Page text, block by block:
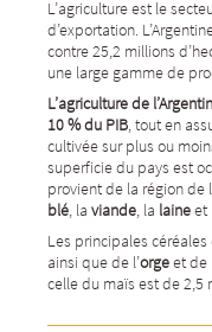
L’agriculture est le
d’exportation.
contre 25,2 millions
une large gamme de
L’agriculture de
10 % du PIB, tout en
cultivée sur plus ou
superficie du pays est
provient de la région de
blé, la viande, la laineet
Les principales
ainsi que de l’orgeet de
celle du maïs est de 2,5